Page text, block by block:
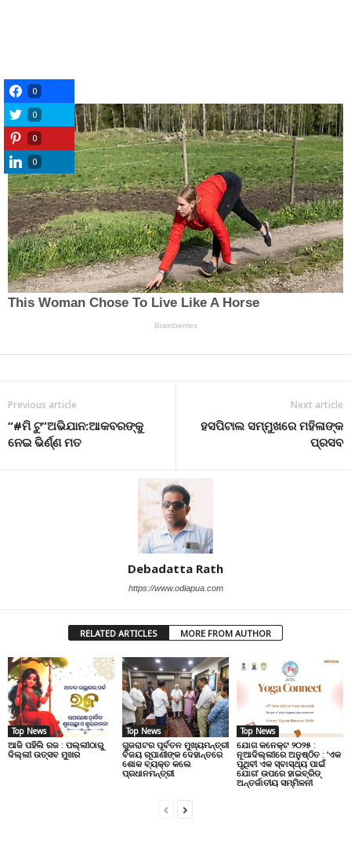
Previous article
“#ମି ଟୁ”ଅଭିଯାନ:ଆକବରଙ୍କୁ
ନେଇ ଭିର୍ଣ୍ଣ ମତ
Next article
ହସପିଟାଲ ସମ୍ମୁଖରେ ମହିଳାଙ୍କ
ପ୍ରସବ
Debadatta Rath
https://www.odiapua.com
RELATED ARTICLES MORE FROM AUTHOR
Top News
ଆଜି ପହିଲି ରଜ : ପଲ୍ଲୀଠାରୁ
ଦିଲ୍ଲୀ ଉତ୍ସବ ମୁଖର
Top News
ଗୁଜରାଟର ପୂର୍ବତନ ମୁଖ୍ୟମନ୍ତ୍ରୀ
ବିଜୟ ରୂପାଣୀଙ୍କ ଦେହାନ୍ତରେ
ଶୋକ ବ୍ୟକ୍ତ କଲେ
ପ୍ରଧାନମନ୍ତ୍ରୀ
Top News
ଯୋଗ କନେକ୍ଟ ୨୦୨୫ :
ନୂଆଦିଲ୍ଲୀରେ ଅନୁଷ୍ଠିତ : ‘ଏକ
ପୃଥିବୀ ଏକ ସ୍ବାସ୍ଥ୍ୟ ପାଇଁ
ଯୋଗ’ ଉପରେ ହାଇବ୍ରିଡ୍
ଅନ୍ତର୍ଜାତୀୟ ସମ୍ମିଳନୀ
0
0
0
0